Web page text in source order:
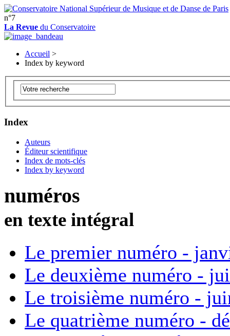
n°7
La Revue du Conservatoire
Accueil >
Index by keyword
Index
Auteurs
Éditeur scientifique
Index de mots-clés
Index by keyword
numéros
en texte intégral
Le premier numéro -
Le deuxième numéro -
Le troisième numéro -
Le quatrième numéro -